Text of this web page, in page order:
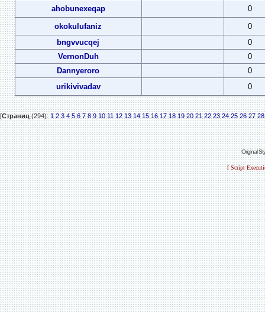
ahobunexeqap
0
okokulufaniz
0
bngvvucqej
0
VernonDuh
0
Dannyeroro
0
urikivivadav
0
[Страниц(294):1 2 3 4 5 6 7 8 9 10 11 12 13 14 15 16 17 18 19 20 21 22 23 24 25 26 27 28
Original
[ Script